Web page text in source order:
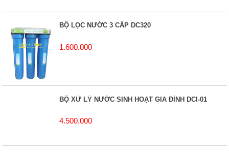
BỘ LỌC NƯỚC 3 CẤP DC320
1.600.000
BỘ XỬ LÝ NƯỚC SINH HOẠT GIA ĐÌNH DCI-01
4.500.000